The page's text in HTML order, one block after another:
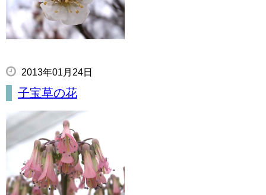
2013年01月24日
子宝草の花